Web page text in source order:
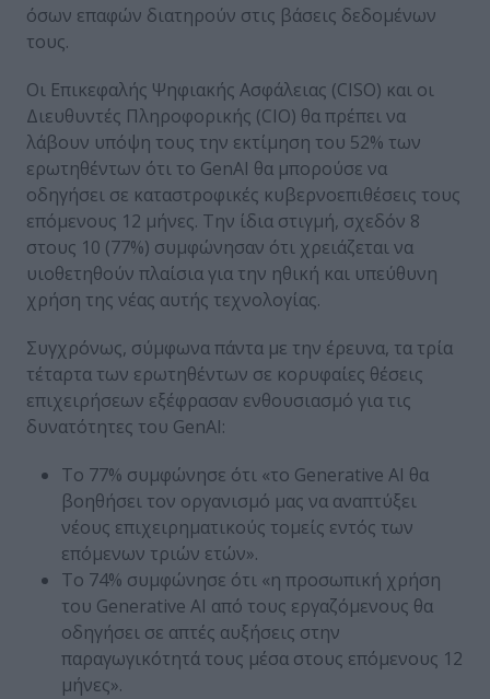
όσων επαφών διατηρούν στις βάσεις δεδομένων
τους.
Οι Επικεφαλής Ψηφιακής Ασφάλειας (CISO) και οι
Διευθυντές Πληροφορικής (CIO) θα πρέπει να
λάβουν υπόψη τους την εκτίμηση του 52% των
ερωτηθέντων ότι το GenAI θα μπορούσε να
οδηγήσει σε καταστροφικές κυβερνοεπιθέσεις τους
επόμενους 12 μήνες. Την ίδια στιγμή, σχεδόν 8
στους 10 (77%) συμφώνησαν ότι χρειάζεται να
υιοθετηθούν πλαίσια για την ηθική και υπεύθυνη
χρήση της νέας αυτής τεχνολογίας.
Συγχρόνως, σύμφωνα πάντα με την έρευνα, τα τρία
τέταρτα των ερωτηθέντων σε κορυφαίες θέσεις
επιχειρήσεων εξέφρασαν ενθουσιασμό για τις
δυνατότητες του GenAI:
Το 77% συμφώνησε ότι «το Generative AI θα
βοηθήσει τον οργανισμό μας να αναπτύξει
νέους επιχειρηματικούς τομείς εντός των
επόμενων τριών ετών».
Το 74% συμφώνησε ότι «η προσωπική χρήση
του Generative AI από τους εργαζόμενους θα
οδηγήσει σε απτές αυξήσεις στην
παραγωγικότητά τους μέσα στους επόμενους 12
μήνες».